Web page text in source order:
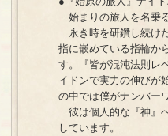
始まりの旅人を名乗
永き時を研鑽し続け
指に嵌めている指輪か
す。『皆が混沌法則レ
イドンで実力の伸びが
の中では僕がナンバー
彼は個人的な『神』
しています。